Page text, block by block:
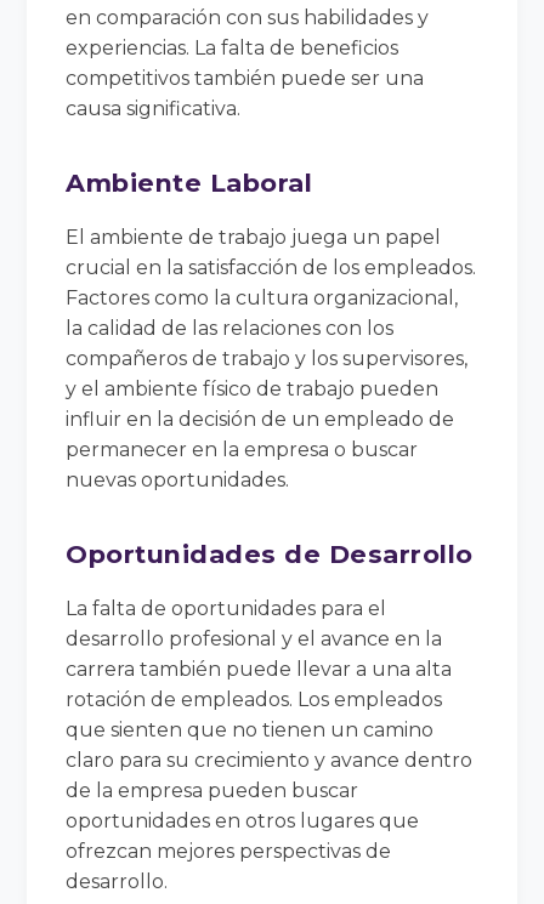
en comparación con sus habilidades y
experiencias. La falta de beneficios
competitivos también puede ser una
causa significativa.
Ambiente Laboral
El ambiente de trabajo juega un papel
crucial en la satisfacción de los empleados.
Factores como la cultura organizacional,
la calidad de las relaciones con los
compañeros de trabajo y los supervisores,
y el ambiente físico de trabajo pueden
influir en la decisión de un empleado de
permanecer en la empresa o buscar
nuevas oportunidades.
Oportunidades de Desarrollo
La falta de oportunidades para el
desarrollo profesional y el avance en la
carrera también puede llevar a una alta
rotación de empleados. Los empleados
que sienten que no tienen un camino
claro para su crecimiento y avance dentro
de la empresa pueden buscar
oportunidades en otros lugares que
ofrezcan mejores perspectivas de
desarrollo.